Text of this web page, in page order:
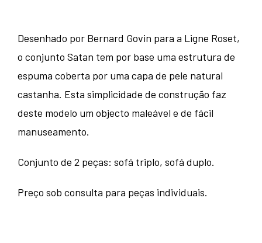
Desenhado por Bernard Govin para a Ligne Roset,
o conjunto Satan tem por base uma estrutura de
espuma coberta por uma capa de pele natural
castanha. Esta simplicidade de construção faz
deste modelo um objecto maleável e de fácil
manuseamento.
Conjunto de 2 peças: sofá triplo, sofá duplo.
Preço sob consulta para peças individuais.